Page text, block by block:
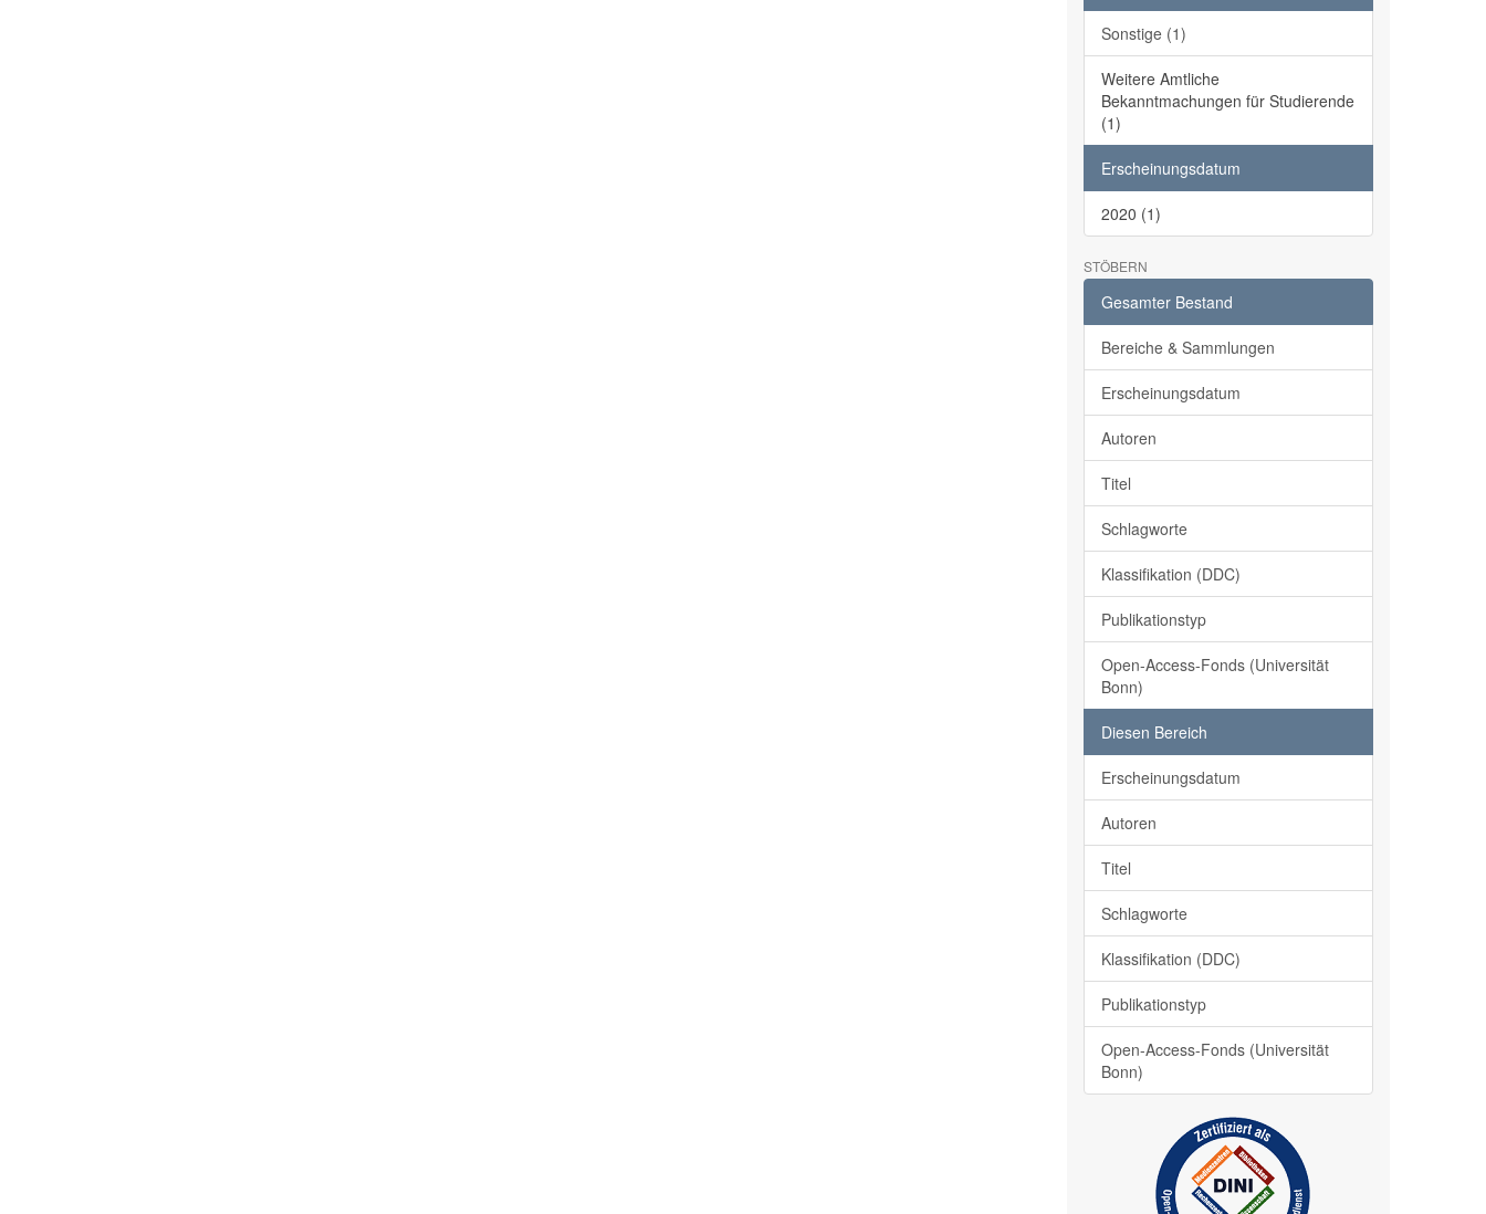
Sonstige (1)
Weitere Amtliche
Bekanntmachungen für Studierende
(1)
Erscheinungsdatum
2020 (1)
STÖBERN
Gesamter Bestand
Bereiche & Sammlungen
Erscheinungsdatum
Autoren
Titel
Schlagworte
Klassifikation (DDC)
Publikationstyp
Open-Access-Fonds (Universität
Bonn)
Diesen Bereich
Erscheinungsdatum
Autoren
Titel
Schlagworte
Klassifikation (DDC)
Publikationstyp
Open-Access-Fonds (Universität
Bonn)